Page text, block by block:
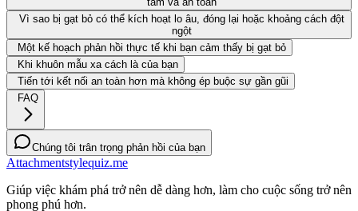
Vì sao bị gạt bỏ có thể kích hoạt lo âu, đóng lại hoặc khoảng cách đột
ngột
Một kế hoạch phản hồi thực tế khi bạn cảm thấy bị gạt bỏ
Khi khuôn mẫu xa cách là của bạn
Tiến tới kết nối an toàn hơn mà không ép buộc sự gần gũi
FAQ
Chúng tôi trân trọng phản hồi của bạn
Attachmentstylequiz.me
Giúp việc khám phá trở nên dễ dàng hơn, làm cho cuộc sống trở nên
phong phú hơn.